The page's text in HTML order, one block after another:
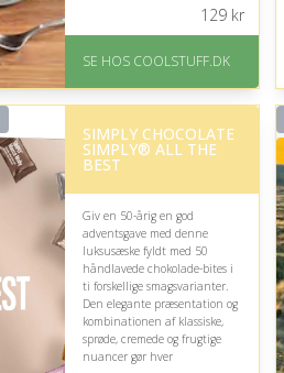
På lager
rating på 4.5 ud af 5
129kr
SE HOS COOLSTUFF.DK
SIMPLY CHOCOLATE
SIMPLY® ALL THE
BEST
Giv en 50-årig en god
adventsgave med denne
luksusæske fyldt med 50
håndlavede chokolade-bites i
ti forskellige smagsvarianter.
Den elegante præsentation og
kombinationen af klassiske,
sprøde, cremede og frugtige
nuancer gør hver